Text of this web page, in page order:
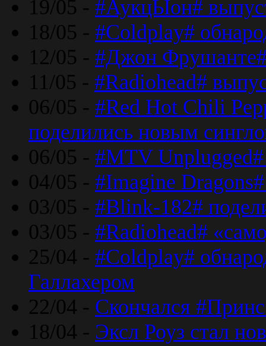
19/05 - #АукцЫон#
18/05 - #Coldplay#
12/05 - #Джон
11/05 - #Radiohead#
06/05 - #Red Hot Chili
поделились новым
06/05 - #MTV Unplugged#
04/05 - #Imagine
03/05 - #Blink-182#
03/05 - #Radiohead#
25/04 - #Coldplay#
Галлахером
22/04 - Скончался
18/04 - Эксл Роуз стал